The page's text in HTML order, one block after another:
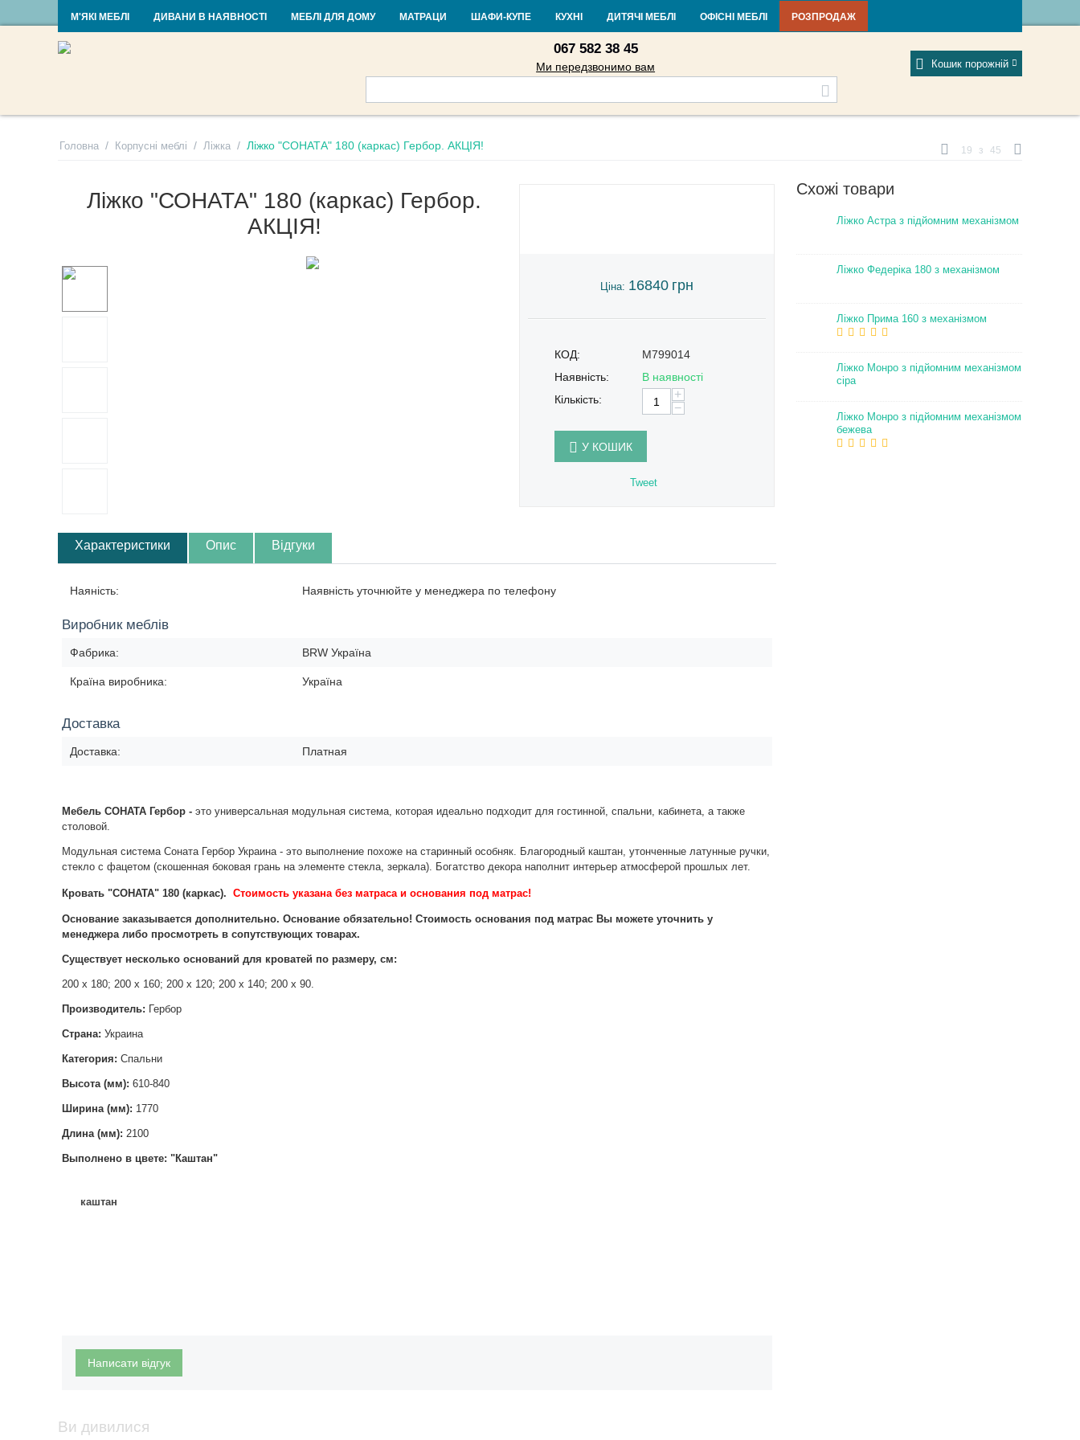
RU UA Контакти Доставка і оплата Гарантія та повернення Кредит Статті та новини Фабрики
067 582 38 45
Ми передзвонимо вам Кошик порожній
М'ЯКІ МЕБЛІ ДИВАНИ В НАЯВНОСТІ МЕБЛІ ДЛЯ ДОМУ МАТРАЦИ ШАФИ-КУПЕ КУХНІ ДИТЯЧІ МЕБЛІ ОФІСНІ МЕБЛІ РОЗПРОДАЖ
Головна / Корпусні меблі / Ліжка / Ліжко "СОНАТА" 180 (каркас) Гербор. АКЦІЯ! 19 з 45
Ліжко "СОНАТА" 180 (каркас) Гербор.
АКЦІЯ!
Ціна: 16840 грн
КОД:
M799014
Наявність:
В наявності
Кількість:
+
−
У КОШИК
Tweet
Характеристики Опис Відгуки
Наяність: Наявність уточнюйте у менеджера по телефону
Виробник меблів
Фабрика: BRW Україна
Країна виробника: Україна
Доставка
Доставка: Платная
Мебель СОНАТА Гербор - это универсальная модульная система, которая идеально подходит для гостинной, спальни, кабинета, а также
столовой.
Модульная система Соната Гербор Украина - это выполнение похоже на старинный особняк. Благородный каштан, утонченные латунные ручки,
стекло с фацетом (скошенная боковая грань на элементе стекла, зеркала). Богатство декора наполнит интерьер атмосферой прошлых лет.
Кровать "СОНАТА" 180 (каркас). Стоимость указана без матраса и основания под матрас!
Основание заказывается дополнительно. Основание обязательно! Стоимость основания под матрас Вы можете уточнить у
менеджера либо просмотреть в сопутствующих товарах.
Существует несколько оснований для кроватей по размеру, см:
200 х 180; 200 х 160; 200 х 120; 200 х 140; 200 х 90.
Производитель: Гербор
Страна: Украина
Категория: Спальни
Высота (мм): 610-840
Ширина (мм): 1770
Длина (мм): 2100
Выполнено в цвете: "Каштан"
каштан
Написати відгук
Ви дивилися
Схожі товари
Ліжко Астра з підйомним механізмом
Ліжко Федеріка 180 з механізмом
Ліжко Прима 160 з механізмом
Ліжко Монро з підйомним механізмом
сіра
Ліжко Монро з підйомним механізмом
бежева